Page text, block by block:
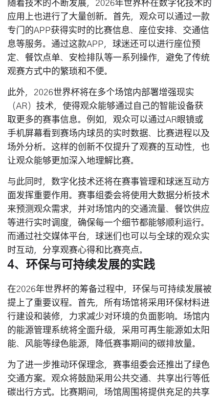
随着技术的不断发展，2026年世界杯在数字化技术的
应用上也进行了大量创新。首先，观众可以通过一款
专门的APP获得实时的比赛信息、座位安排、交通信
息等服务。通过这款APP，球迷还可以进行座位预
定、餐饮点单、安检排队等一系列操作，避免了传统
观赛方式中的繁琐和不便。
此外，2026世界杯将在多个场馆内部署增强现实
（AR）技术，使得观众能够通过自己的智能设备获
取更多的赛事信息。例如，观众可以通过AR眼镜或
手机屏幕看到赛场内球员的实时数据、比赛进程以及
场外分析。这样的创新不仅提升了观赛的互动性，也
让观众能够更加深入地理解比赛。
与此同时，数字化技术还将在赛事管理和球迷互动方
面发挥重要作用。赛事组委会将使用大数据分析技术
来预测观众需求，并对场馆内的交通流量、餐饮供应
等进行实时调度，确保每一个细节都能够顺利运行。
而通过社交媒体平台，球迷们也可以与全球的观众实
时互动，分享观赛心得和比赛亮点。
4、环保与可持续发展的实践
在2026年世界杯的筹备过程中，环保与可持续发展被
提上了重要议程。首先，所有场馆将采用环保材料进
行建设和装修，力求减少对环境的负面影响。场馆内
的能源管理系统将全面升级，采用可再生能源如太阳
能、风能等绿色能源，降低赛事期间的碳排放量。
为了进一步推动环保理念，赛事组委会还推出了绿色
交通方案。观众将鼓励采用公共交通、共享出行等低
碳出行方式。比赛期间，场馆周围将提供充足的共享